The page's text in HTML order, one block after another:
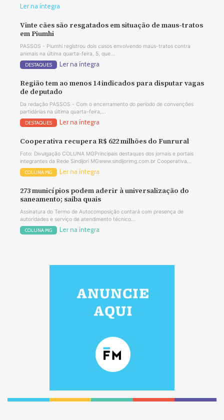
Ler na íntegra
Vinte cães são resgatados em situação de maus-tratos
em Piumhi
PASSOS - Piumhi registrou dois casos envolvendo maus-tratos contra
animais na última quarta-feira, 5, que...
DESTAQUES Ler na íntegra
Região tem ao menos 14 indicados para disputar vagas
de deputado
Da redação PASSOS - Com o encerramento do período de convenções
partidárias na última quarta-feira,...
DESTAQUES Ler na íntegra
Cooperativa recupera R$ 622 milhões do Funrural
Foto: Divulgação COLUNA MGPrincipais destaques dos jornais e portais
integrantes da Rede Sindijori MGwww.sindijorimg.com.br Cooperativa...
COLUNA MG Ler na íntegra
273 municípios podem aderir à universalização do
saneamento; saiba quais
Assinatura do Termo de Autocomposição contará com presença de
autoridades e serviço de atendimento técnico...
COLUNA MG Ler na íntegra